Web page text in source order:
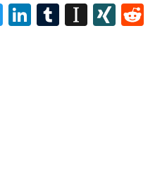
TwitterLinkedIn
Tumblr